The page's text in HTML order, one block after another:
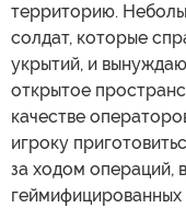
территорию.
солдат, которые
укрытий, и
открытое
качестве
игроку
за ходом операций,
геймифицированных